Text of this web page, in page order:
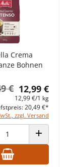
Crema
Bohnen
12,99 €
€
12,99 €/1 kg
zzgl. Versand
20,49 €*
ANZAHL